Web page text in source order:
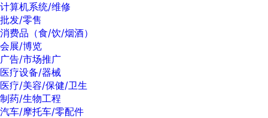
计算机系统/维修
批发/零售
消费品（食/饮/烟酒）
会展/博览
广告/市场推广
医疗设备/器械
医疗/美容/保健/卫生
制药/生物工程
汽车/摩托车/零配件